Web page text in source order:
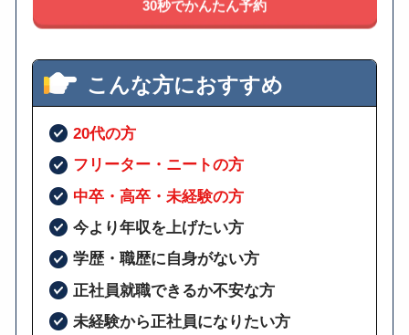
30秒でかんたん予約
こんな方におすすめ
20代の方
フリーター・ニートの方
中卒・高卒・未経験の方
今より年収を上げたい方
学歴・職歴に自身がない方
正社員就職できるか不安な方
未経験から正社員になりたい方